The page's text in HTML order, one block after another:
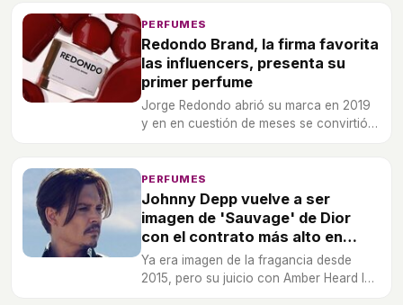
PERFUMES
Redondo Brand, la firma favorita
las influencers, presenta su
primer perfume
Jorge Redondo abrió su marca en 2019
y en en cuestión de meses se convirtió
al mundo de la cosmética.
PERFUMES
Johnny Depp vuelve a ser
imagen de 'Sauvage' de Dior
con el contrato más alto en
historia de las fragancias
masculinas
Ya era imagen de la fragancia desde
2015, pero su juicio con Amber Heard lo